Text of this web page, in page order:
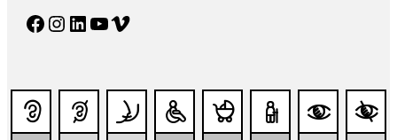
Facebook Instagram LinkedIn YouTube Vimeo